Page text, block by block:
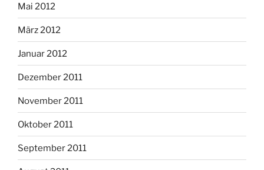
Mai 2012
März 2012
Januar 2012
Dezember 2011
November 2011
Oktober 2011
September 2011